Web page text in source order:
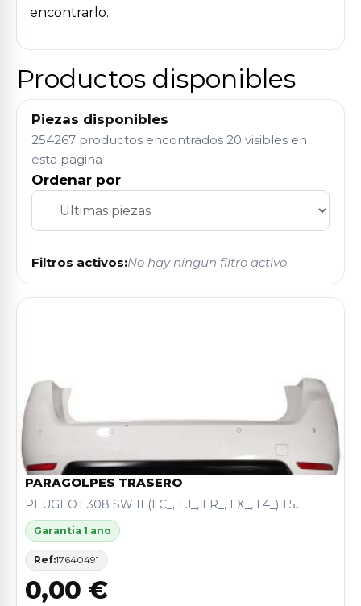
encontrarlo.
Productos disponibles
Piezas disponibles
254267 productos encontrados 20 visibles en
esta pagina
Ordenar por
Filtros activos:No hay ningun filtro activo
PARAGOLPES TRASERO
PEUGEOT 308 SW II (LC_, LJ_, LR_, LX_, L4_) 1.5...
Garantia 1 ano
Ref:17640491
0,00 €